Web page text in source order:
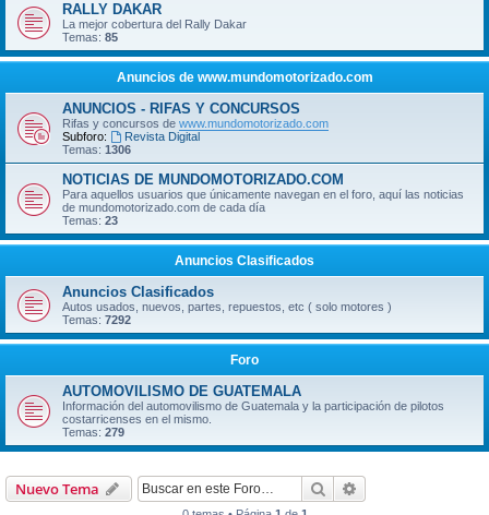
RALLY DAKAR
La mejor cobertura del Rally Dakar
Temas: 85
Anuncios de www.mundomotorizado.com
ANUNCIOS - RIFAS Y CONCURSOS
Rifas y concursos de www.mundomotorizado.com
Subforo:
Revista Digital
Temas: 1306
NOTICIAS DE MUNDOMOTORIZADO.COM
Para aquellos usuarios que únicamente navegan en el foro, aquí las noticias
de mundomotorizado.com de cada día
Temas: 23
Anuncios Clasificados
Anuncios Clasificados
Autos usados, nuevos, partes, repuestos, etc ( solo motores )
Temas: 7292
Foro
AUTOMOVILISMO DE GUATEMALA
Información del automovilismo de Guatemala y la participación de pilotos
costarricenses en el mismo.
Temas: 279
Nuevo Tema Buscar